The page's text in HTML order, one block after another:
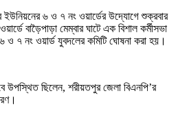
ইউনিয়নের ৬ ও ৭ নং ওয়ার্ডের উদ্যোগে শুক্রবার
বাড়ৈপাড়া মেম্বার ঘাটে এক বিশাল কর্মীসভা
৭ নং ওয়ার্ড যুবদলের কমিটি ঘোষনা করা হয়।
উপস্থিত ছিলেন, শরীয়তপুর জেলা বিএনপি’র